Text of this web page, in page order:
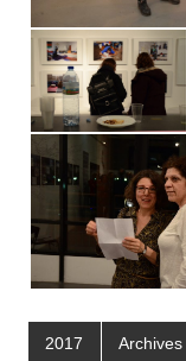
2017